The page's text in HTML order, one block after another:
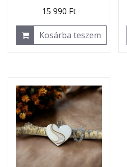
15 990 Ft
Kosárba teszem